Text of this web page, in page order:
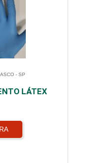
- SP
LÁTEX